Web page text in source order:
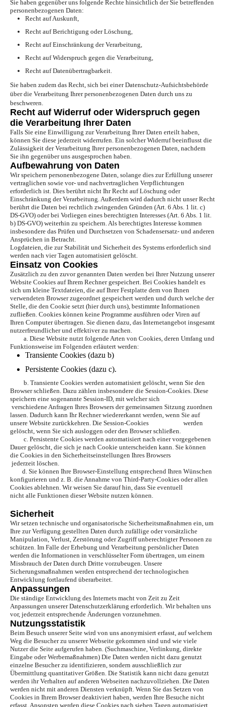
Sie haben gegenüber uns folgende Rechte hinsichtlich der Sie betreffenden
personenbezogenen Daten:
Recht auf Auskunft,
Recht auf Berichtigung oder Löschung,
Recht auf Einschränkung der Verarbeitung,
Recht auf Widerspruch gegen die Verarbeitung,
Recht auf Datenübertragbarkeit.
Sie haben zudem das Recht, sich bei einer Datenschutz-Aufsichtsbehörde
über die Verarbeitung Ihrer personenbezogenen Daten durch uns zu
beschweren.
Recht auf Widerruf oder Widerspruch gegen
die Verarbeitung Ihrer Daten
Falls Sie eine Einwilligung zur Verarbeitung Ihrer Daten erteilt haben,
können Sie diese jederzeit widerrufen. Ein solcher Widerruf beeinflusst die
Zulässigkeit der Verarbeitung Ihrer personenbezogenen Daten, nachdem
Sie ihn gegenüber uns ausgesprochen haben.
Aufbewahrung von Daten
Wir speichern personenbezogene Daten, solange dies zur Erfüllung unserer
vertraglichen sowie vor- und nachvertraglichen Verpflichtungen
erforderlich ist. Dies berührt nicht Ihr Recht auf Löschung oder
Einschränkung der Verarbeitung. Außerdem wird dadurch nicht unser Recht
berührt die Daten bei rechtlich zwingenden Gründen (Art. 6 Abs. 1 lit. c)
DS-GVO) oder bei Vorliegen eines berechtigten Interesses (Art. 6 Abs. 1 lit.
b) DS-GVO) weiterhin zu speichern. Als berechtigtes Interesse kommen
insbesondere das Prüfen und Durchsetzen von Schadensersatz- und anderen
Ansprüchen in Betracht.
Logdateien, die zur Stabilität und Sicherheit des Systems erforderlich sind
werden nach vier Tagen automatisiert gelöscht.
Einsatz von Cookies
Zusätzlich zu den zuvor genannten Daten werden bei Ihrer Nutzung unserer
Website Cookies auf Ihrem Rechner gespeichert. Bei Cookies handelt es
sich um kleine Textdateien, die auf Ihrer Festplatte dem von Ihnen
verwendeten Browser zugeordnet gespeichert werden und durch welche der
Stelle, die den Cookie setzt (hier durch uns), bestimmte Informationen
zufließen. Cookies können keine Programme ausführen oder Viren auf
Ihren Computer übertragen. Sie dienen dazu, das Internetangebot insgesamt
nutzerfreundlicher und effektiver zu machen.
a. Diese Website nutzt folgende Arten von Cookies, deren Umfang und
Funktionsweise im Folgenden erläutert werden:
Transiente Cookies (dazu b)
Persistente Cookies (dazu c).
b. Transiente Cookies werden automatisiert gelöscht, wenn Sie den
Browser schließen. Dazu zählen insbesondere die Session-Cookies. Diese
speichern eine sogenannte Session-ID, mit welcher sich
verschiedene Anfragen Ihres Browsers der gemeinsamen Sitzung zuordnen
lassen. Dadurch kann Ihr Rechner wiedererkannt werden, wenn Sie auf
unsere Website zurückkehren. Die Session-Cookies werden
gelöscht, wenn Sie sich ausloggen oder den Browser schließen.
c. Persistente Cookies werden automatisiert nach einer vorgegebenen
Dauer gelöscht, die sich je nach Cookie unterscheiden kann. Sie können
die Cookies in den Sicherheitseinstellungen Ihres Browsers
jederzeit löschen.
d. Sie können Ihre Browser-Einstellung entsprechend Ihren Wünschen
konfigurieren und z. B. die Annahme von Third-Party-Cookies oder allen
Cookies ablehnen. Wir weisen Sie darauf hin, dass Sie eventuell
nicht alle Funktionen dieser Website nutzen können.
Sicherheit
Wir setzen technische und organisatorische Sicherheitsmaßnahmen ein, um
Ihre zur Verfügung gestellten Daten durch zufällige oder vorsätzliche
Manipulation, Verlust, Zerstörung oder Zugriff unberechtigter Personen zu
schützen. Im Falle der Erhebung und Verarbeitung persönlicher Daten
werden die Informationen in verschlüsselter Form übertragen, um einem
Missbrauch der Daten durch Dritte vorzubeugen. Unsere
Sicherungsmaßnahmen werden entsprechend der technologischen
Entwicklung fortlaufend überarbeitet.
Anpassungen
Die ständige Entwicklung des Internets macht von Zeit zu Zeit
Anpassungen unserer Datenschutzerklärung erforderlich. Wir behalten uns
vor, jederzeit entsprechende Änderungen vorzunehmen.
Nutzungsstatistik
Beim Besuch unserer Seite wird von uns anonymisiert erfasst, auf welchem
Weg die Besucher zu unserer Webseite gekommen sind und wie viele
Nutzer die Seite aufgerufen haben. (Suchmaschine, Verlinkung, direkte
Eingabe oder Werbemaßnahmen) Die Daten werden nicht dazu genutzt
einzelne Besucher zu identifizieren, sondern ausschließlich zur
Übermittlung quantitativer Größen. Die Statistik kann nicht dazu genutzt
werden ihr Verhalten auf anderen Webseiten nachzuvollziehen. Die Daten
werden nicht mit anderen Diensten verknüpft. Wenn Sie das Setzen von
Cookies in Ihrem Browser deaktiviert haben, werden Ihre Besuche nicht
erfasst. Ansonsten werden diese Cookies nach sieben Tagen automatisiert